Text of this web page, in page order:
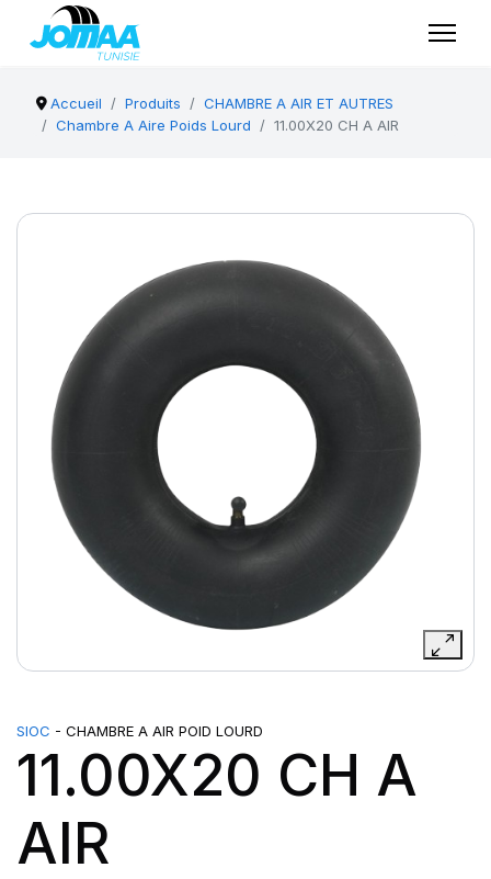
Accueil Produits
CHAMBRE A AIR ET AUTRES
Chambre A Aire Poids Lourd
11.00X20 CH A AIR
SIOC - CHAMBRE A AIR POID LOURD
11.00X20 CH A
AIR